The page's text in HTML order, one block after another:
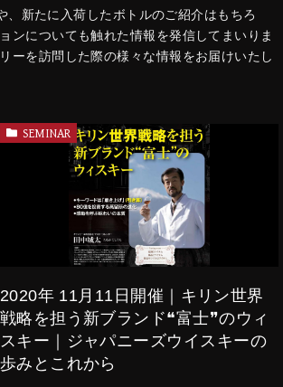
新たに入荷したボトルのご紹介はもちろ
ンについても触れた情報を発信してまいりま
ーを訪問した際の様々な情報をお届けいたし
SEMINAR
2020年 11月11日開催｜キリン世界
戦略を担う新ブランド❝富士❞のウィ
スキー｜ジャパニーズウイスキーの
歩みとこれから